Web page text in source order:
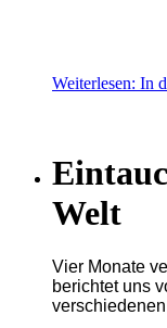
Weiterlesen: In
Welt
Vier Monate
berichtet uns